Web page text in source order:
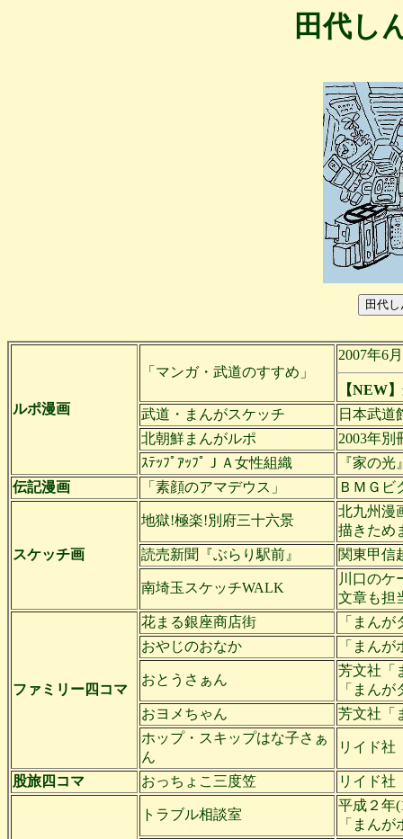
田代し
ルポ漫画
「マンガ・武道のすすめ」
2007年6
【NEW】
武道・まんがスケッチ
日本武道
北朝鮮まんがルポ
2003年別
ｽﾃｯﾌﾟｱｯﾌﾟＪＡ女性組織
『家の
伝記漫画
「素顔のアマデウス」 ＢＭＧ
スケッチ画
地獄!極楽!別府三十六景
北九州漫
描きため
読売新聞『ぶらり駅前』
関東甲信
南埼玉スケッチWALK
川口のケ
文章も担
ファミリー四コマ
花まる銀座商店街
「まん
おやじのおなか
「まん
おとうさぁん
芳文社「
「まん
おヨメちゃん
芳文社「
ホップ・スキップはな子さぁ
ん
リイド社
股旅四コマ おっちょこ三度笠 リイド社
トラブル相談室
平成２年
「まん